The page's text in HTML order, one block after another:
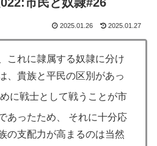
2025.01.26 2025.01.27
これに隷属する奴隷に分け
、貴族と平民の区別があっ
に戦士として戦うことが市
あったため、 それに十分応
の支配力が高まるのは当然